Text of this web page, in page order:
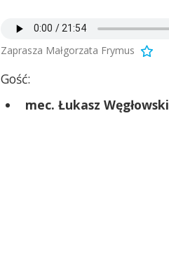
Zaprasza Małgorzata Frymus
Gość:
mec. Łukasz Węgłowski